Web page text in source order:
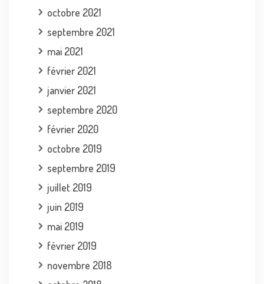
octobre 2021
septembre 2021
mai 2021
février 2021
janvier 2021
septembre 2020
février 2020
octobre 2019
septembre 2019
juillet 2019
juin 2019
mai 2019
février 2019
novembre 2018